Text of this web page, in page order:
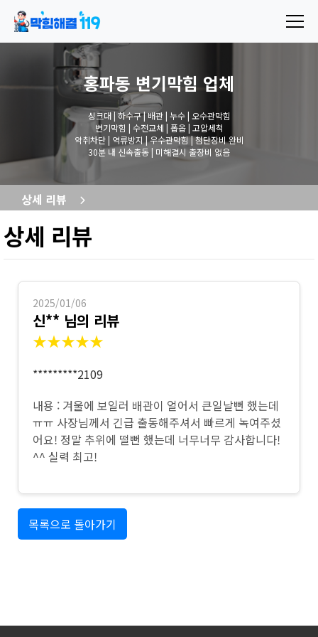
홍파동 변기막힘 업체
싱크대 | 하수구 | 배관 | 누수 | 오수관막힘
변기막힘 | 수전교체 | 폽옵 | 고압세척
악취차단 | 역류방지 | 우수관막힘 | 첨단장비 완비
30분 내 신속출동 | 미해결시 출장비 없음
상세 리뷰
상세 리뷰
2025/01/06
신** 님의 리뷰
★★★★★
*********2109
내용 : 겨울에 보일러 배관이 얼어서 큰일날뻔 했는데
ㅠㅠ 사장님께서 긴급 출동해주셔서 빠르게 녹여주셨
어요! 정말 추위에 떨뻔 했는데 너무너무 감사합니다!
^^ 실력 최고!
목록으로 돌아가기